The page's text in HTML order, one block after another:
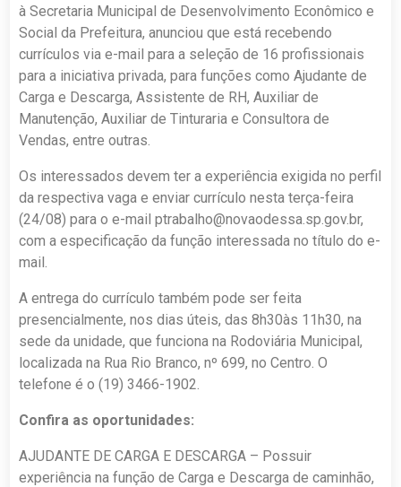
à Secretaria Municipal de Desenvolvimento Econômico e
Social da Prefeitura, anunciou que está recebendo
currículos via e-mail para a seleção de 16 profissionais
para a iniciativa privada, para funções como Ajudante de
Carga e Descarga, Assistente de RH, Auxiliar de
Manutenção, Auxiliar de Tinturaria e Consultora de
Vendas, entre outras.
Os interessados devem ter a experiência exigida no perfil
da respectiva vaga e enviar currículo nesta terça-feira
(24/08) para o e-mailptrabalho@novaodessa.sp.gov.br,
com a especificação da função interessada no título do e-
mail.
A entrega do currículo também pode ser feita
presencialmente, nos dias úteis, das 8h30às 11h30, na
sede da unidade, que funciona na Rodoviária Municipal,
localizada na Rua Rio Branco, nº 699, no Centro. O
telefone é o (19) 3466-1902.
Confira as oportunidades:
AJUDANTE DE CARGA E DESCARGA – Possuir
experiência na função de Carga e Descarga de caminhão,